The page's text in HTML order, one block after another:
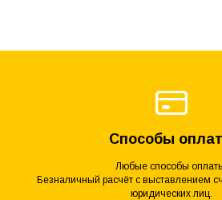
Способы
Любые способы
Безналичный расчёт с выставлением
юридических лиц.